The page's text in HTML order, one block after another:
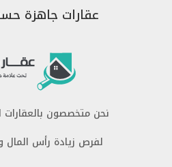
عقارات جاهزة
نحن متخصصون
لفرص زيادة رأس المال